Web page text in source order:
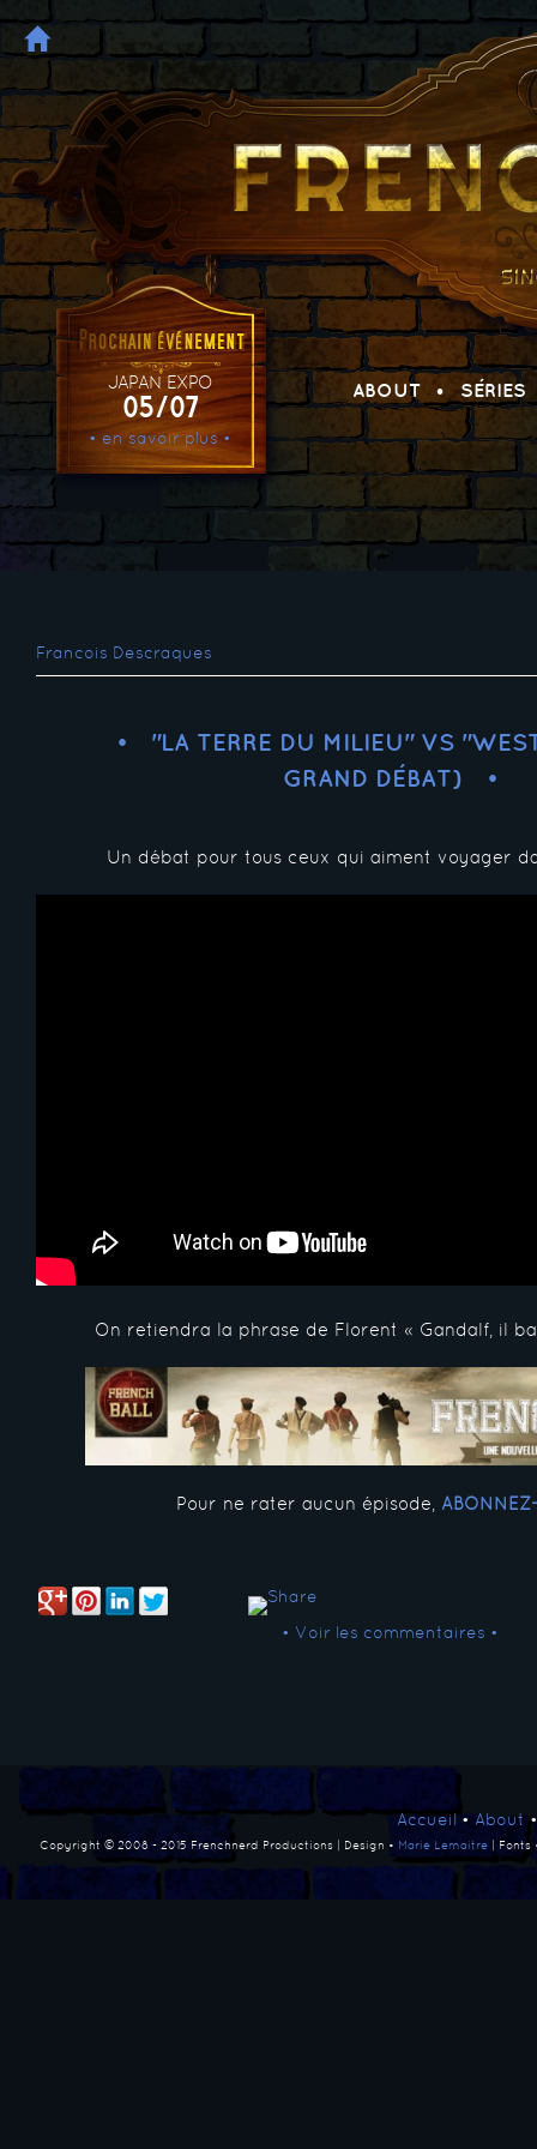
JAPAN EXPO
05/07
• en savoir plus •
ABOUT SÉRIES
Francois Descraques
"LA TERRE DU MILIEU" VS
GRAND DÉBAT)
Un débat pour tous ceux qui aiment voyager
On retiendra la phrase de Florent « Gandalf, il
Pour ne rater aucun épisode,
• Voir les commentaires •
Accueil• About
Copyright © 2008 - 2015 Frenchnerd Productions | Design • Marie Lemaitre |